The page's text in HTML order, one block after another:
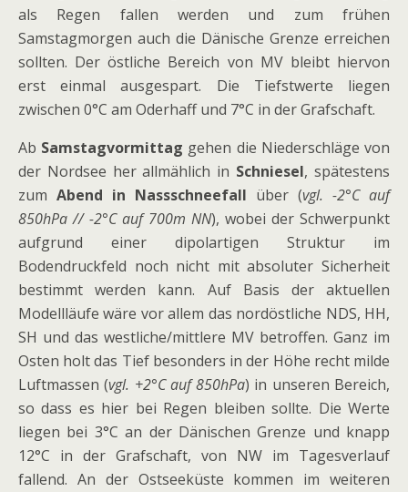
als Regen fallen werden und zum frühen
Samstagmorgen auch die Dänische Grenze erreichen
sollten. Der östliche Bereich von MV bleibt hiervon
erst einmal ausgespart. Die Tiefstwerte liegen
zwischen 0°C am Oderhaff und 7°C in der Grafschaft.
Ab Samstagvormittag gehen die Niederschläge von
der Nordsee her allmählich in Schniesel, spätestens
zum Abend in Nassschneefall über (vgl. -2°C auf
850hPa // -2°C auf 700m NN), wobei der Schwerpunkt
aufgrund einer dipolartigen Struktur im
Bodendruckfeld noch nicht mit absoluter Sicherheit
bestimmt werden kann. Auf Basis der aktuellen
Modellläufe wäre vor allem das nordöstliche NDS, HH,
SH und das westliche/mittlere MV betroffen. Ganz im
Osten holt das Tief besonders in der Höhe recht milde
Luftmassen (vgl. +2°C auf 850hPa) in unseren Bereich,
so dass es hier bei Regen bleiben sollte. Die Werte
liegen bei 3°C an der Dänischen Grenze und knapp
12°C in der Grafschaft, von NW im Tagesverlauf
fallend. An der Ostseeküste kommen im weiteren